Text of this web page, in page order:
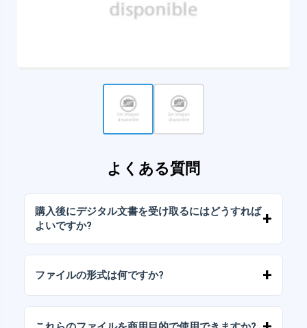
よくある質問
購入後にデジタル文書を受け取るにはどうすれば
よいですか?
イルをダウンロードできます。
ファイルの形式は何ですか?